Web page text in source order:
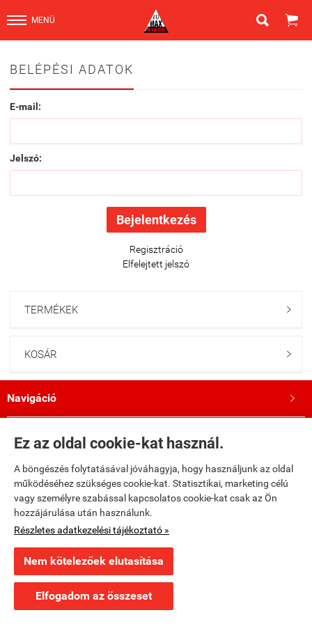
Ez az oldal cookie-kat használ.
A böngészés folytatásával jóváhagyja, hogy használjunk az oldal
működéséhez szükséges cookie-kat. Statisztikai, marketing célú
vagy személyre szabással kapcsolatos cookie-kat csak az Ön
hozzájárulása után használunk.
Részletes adatkezelési tájékoztató »
Nem kötelezőek elutasítása
Elfogadom az összeset
MENÜ  
BELÉPÉSI ADATOK
E-mail:
Jelszó:
Regisztráció
Elfelejtett jelszó
TERMÉKEK 
KOSÁR 
Navigáció 
Saját fiók
Bemutatkozás 
Kövess minket a Facebookon!
Adatkezelési tájékoztató
Webáruház készítésa StartÜzlettel.